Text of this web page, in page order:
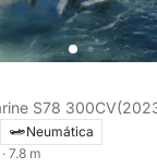
Neumática Oro marine S78 300CV
Neumática
· 7.8 m